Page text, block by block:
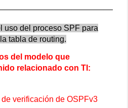
uso del proceso SPF para
tabla de routing.
del modelo que
relacionado con TI:
verificación de OSPFv3